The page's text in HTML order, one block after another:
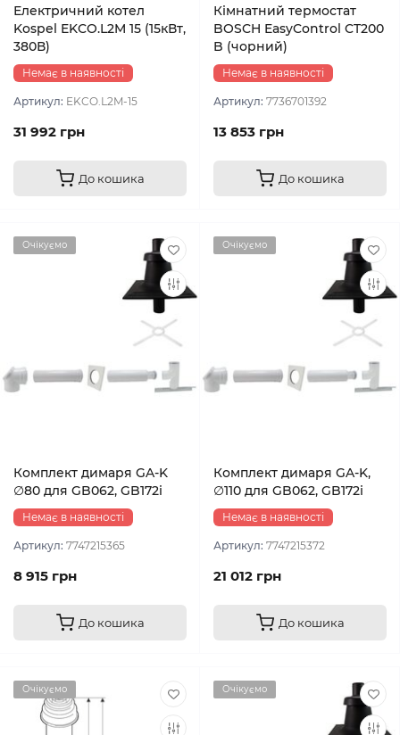
Електричний котел
Kospel EKCO.L2M 15 (15кВт,
380В)
Немає в наявності
Артикул: EKCO.L2M-15
31 992 грн
До кошика
Кімнатний термостат
BOSCH EasyControl CT200
B (чорний)
Немає в наявності
Артикул: 7736701392
13 853 грн
До кошика
Очікуємо
Комплект димаря GA-K
∅80 для GB062, GB172i
Немає в наявності
Артикул: 7747215365
8 915 грн
До кошика
Очікуємо
Комплект димаря GA-K,
∅110 для GB062, GB172i
Немає в наявності
Артикул: 7747215372
21 012 грн
До кошика
Очікуємо Очікуємо